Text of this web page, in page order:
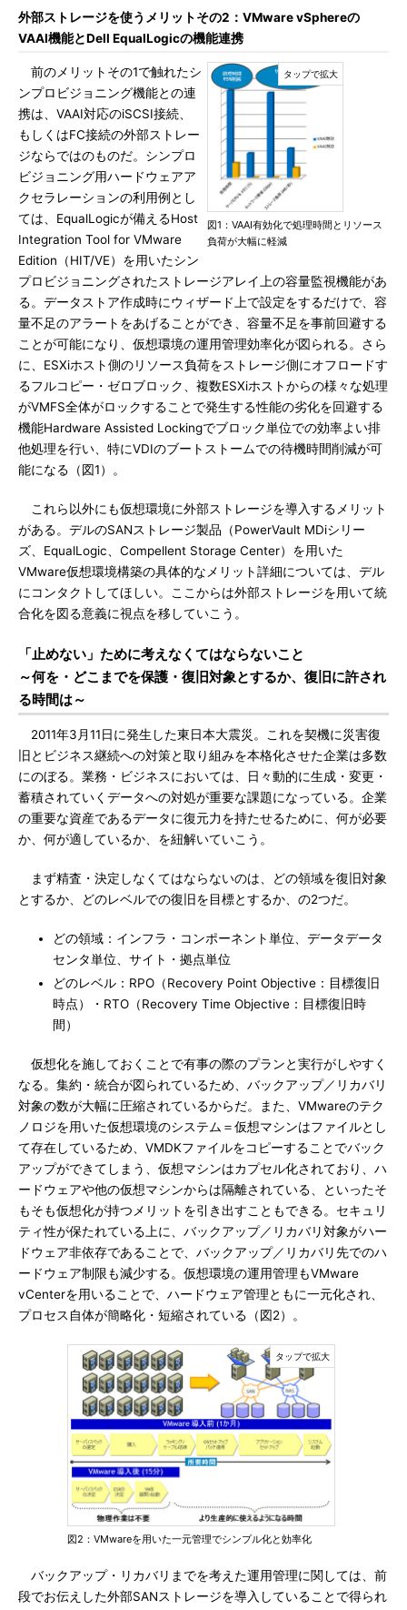
外部ストレージを使うメリットその2：VMware vSphereの
VAAI機能とDell EqualLogicの機能連携
図1：VAAI有効化で処理時間とリソース
負荷が大幅に軽減
前のメリットその1で触れたシ
ンプロビジョニング機能との連
携は、VAAI対応のiSCSI接続、
もしくはFC接続の外部ストレー
ジならではのものだ。シンプロ
ビジョニング用ハードウェアア
クセラレーションの利用例とし
ては、EqualLogicが備えるHost
Integration Tool for VMware
Edition（HIT/VE）を用いたシン
プロビジョニングされたストレージアレイ上の容量監視機能があ
る。データストア作成時にウィザード上で設定をするだけで、容
量不足のアラートをあげることができ、容量不足を事前回避する
ことが可能になり、仮想環境の運用管理効率化が図られる。さら
に、ESXiホスト側のリソース負荷をストレージ側にオフロードす
るフルコピー・ゼロブロック、複数ESXiホストからの様々な処理
がVMFS全体がロックすることで発生する性能の劣化を回避する
機能Hardware Assisted Lockingでブロック単位での効率よい排
他処理を行い、特にVDIのブートストームでの待機時間削減が可
能になる（図1）。
これら以外にも仮想環境に外部ストレージを導入するメリット
がある。デルのSANストレージ製品（PowerVault MDiシリー
ズ、EqualLogic、Compellent Storage Center）を用いた
VMware仮想環境構築の具体的なメリット詳細については、デル
にコンタクトしてほしい。ここからは外部ストレージを用いて統
合化を図る意義に視点を移していこう。
「止めない」ために考えなくてはならないこと
～何を・どこまでを保護・復旧対象とするか、復旧に許され
る時間は～
2011年3月11日に発生した東日本大震災。これを契機に災害復
旧とビジネス継続への対策と取り組みを本格化させた企業は多数
にのぼる。業務・ビジネスにおいては、日々動的に生成・変更・
蓄積されていくデータへの対処が重要な課題になっている。企業
の重要な資産であるデータに復元力を持たせるために、何が必要
か、何が適しているか、を紐解いていこう。
まず精査・決定しなくてはならないのは、どの領域を復旧対象
とするか、どのレベルでの復旧を目標とするか、の2つだ。
どの領域：インフラ・コンポーネント単位、データデータ
センタ単位、サイト・拠点単位
どのレベル：RPO（Recovery Point Objective：目標復旧
時点）・RTO（Recovery Time Objective：目標復旧時
間）
仮想化を施しておくことで有事の際のプランと実行がしやすく
なる。集約・統合が図られているため、バックアップ／リカバリ
対象の数が大幅に圧縮されているからだ。また、VMwareのテク
ノロジを用いた仮想環境のシステム＝仮想マシンはファイルとし
て存在しているため、VMDKファイルをコピーすることでバック
アップができてしまう、仮想マシンはカプセル化されており、ハ
ードウェアや他の仮想マシンからは隔離されている、といったそ
もそも仮想化が持つメリットを引き出すこともできる。セキュリ
ティ性が保たれている上に、バックアップ／リカバリ対象がハー
ドウェア非依存であることで、バックアップ／リカバリ先でのハ
ードウェア制限も減少する。仮想環境の運用管理もVMware
vCenterを用いることで、ハードウェア管理ともに一元化され、
プロセス自体が簡略化・短縮されている（図2）。
図2：VMwareを用いた一元管理でシンプル化と効率化
バックアップ・リカバリまでを考えた運用管理に関しては、前
段でお伝えした外部SANストレージを導入していることで得られ